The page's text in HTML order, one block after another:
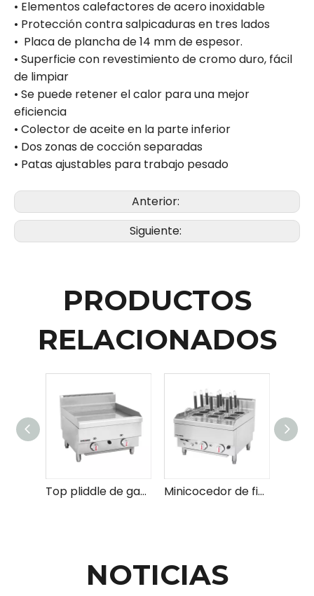
• Elementos calefactores de acero inoxidable
• Protección contra salpicaduras en tres lados
• Placa de plancha de 14 mm de espesor.
• Superficie con revestimiento de cromo duro, fácil
de limpiar
• Se puede retener el calor para una mejor
eficiencia
• Colector de aceite en la parte inferior
• Dos zonas de cocción separadas
• Patas ajustables para trabajo pesado
Anterior:
Siguiente:
PRODUCTOS
RELACIONADOS
Top pliddle de gas comercial portátil para cocinar con eficiencia energética y rentable Minicocedor de fideos a gas comercial de calidad profesional para obtener resultados consistentes
NOTICIAS